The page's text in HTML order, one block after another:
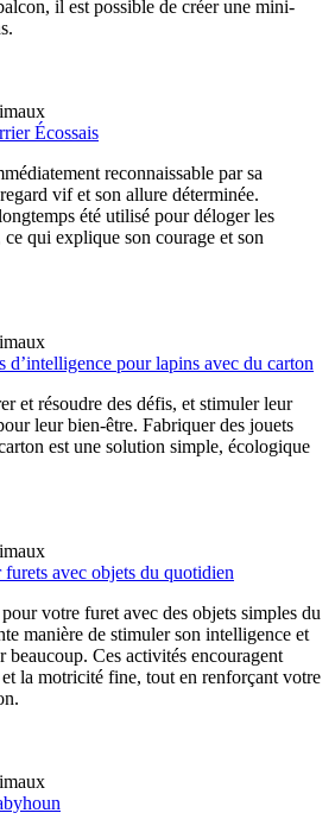
il est possible de créer une mini-
Écossais
reconnaissable par sa
vif et son allure déterminée.
été utilisé pour déloger les
qui explique son courage et son
pour lapins avec du carton
et résoudre des défis, et stimuler leur
leur bien-être. Fabriquer des jouets
est une solution simple, écologique
avec objets du quotidien
votre furet avec des objets simples du
manière de stimuler son intelligence et
beaucoup. Ces activités encouragent
la motricité fine, tout en renforçant votre